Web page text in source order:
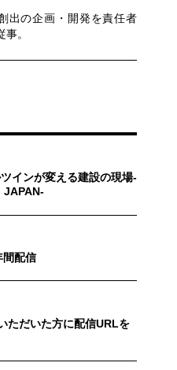
出の企画・開発を責任者
事。
インが変える建設の現場-
間配信
ただいた方に配信URLを